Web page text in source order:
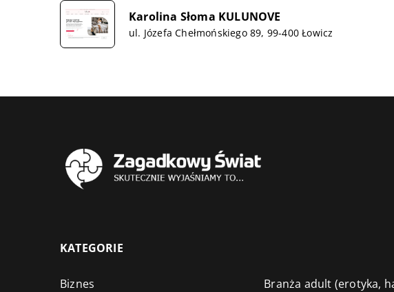
Karolina Słoma KULUNOVE
ul. Józefa Chełmońskiego 89, 99-400 Łowicz
KATEGORIE
Biznes Branża adult (erotyka,